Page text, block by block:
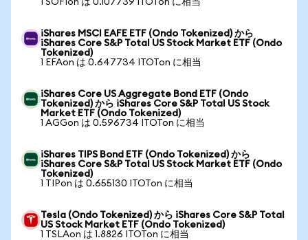
1 SOFIon は 0.107739 ITOTon に相当
iShares MSCI EAFE ETF (Ondo Tokenized) から
iShares Core S&P Total US Stock Market ETF (Ondo
Tokenized)
1 EFAon は 0.647734 ITOTon に相当
iShares Core US Aggregate Bond ETF (Ondo
Tokenized) から iShares Core S&P Total US Stock
Market ETF (Ondo Tokenized)
1 AGGon は 0.596734 ITOTon に相当
iShares TIPS Bond ETF (Ondo Tokenized) から
iShares Core S&P Total US Stock Market ETF (Ondo
Tokenized)
1 TIPon は 0.655130 ITOTon に相当
Tesla (Ondo Tokenized) から iShares Core S&P Total
US Stock Market ETF (Ondo Tokenized)
1 TSLAon は 1.8826 ITOTon に相当